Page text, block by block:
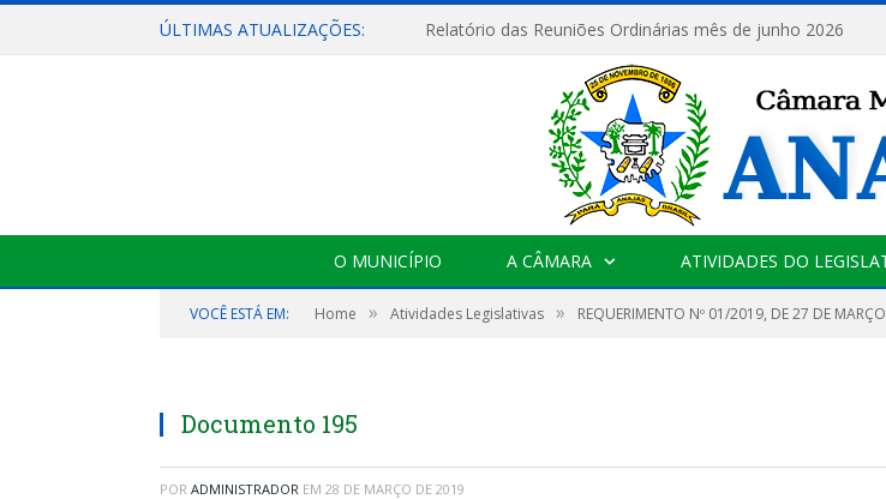
ÚLTIMAS ATUALIZAÇÕES: Relatório das Reuniões Ordinárias mês de junho 2026
O MUNICÍPIO A CÂMARA ATIVIDADES DO
VOCÊ ESTÁ EM: Home » Atividades Legislativas » REQUERIMENTO Nº 01/2019, DE 27 DE
Documento 195
POR ADMINISTRADOR EM 28 DE MARÇO DE 2019